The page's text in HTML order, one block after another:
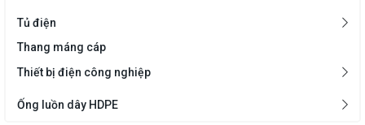
Tủ điện
Thang máng cáp
Thiết bị điện công nghiệp
Ống luồn dây HDPE